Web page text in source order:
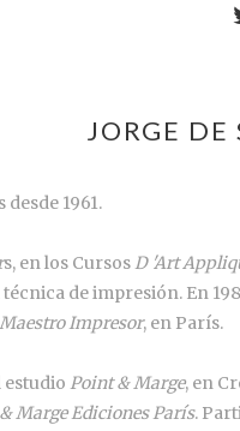
JORGE
1961.
s, en los CursosD 'Art
de impresión. En
Maestro Impresor, en París.
estudio Point & Marge, en
Marge Ediciones París.